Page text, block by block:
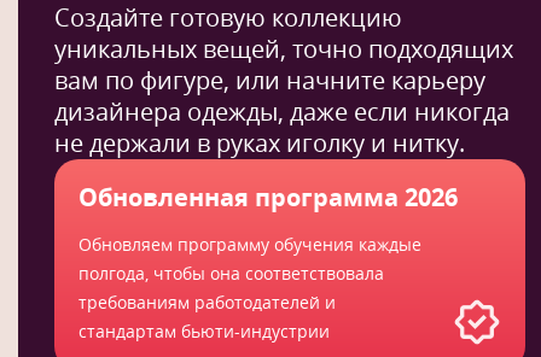
Создайте готовую коллекцию
уникальных вещей, точно подходящих
вам по фигуре, или начните карьеру
дизайнера одежды, даже если никогда
не держали в руках иголку и нитку.
Обновленная программа 2026
Обновляем программу обучения каждые
полгода, чтобы она соответствовала
требованиям работодателей и
стандартам бьюти-индустрии